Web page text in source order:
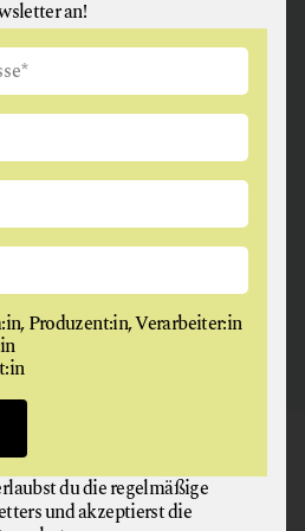
an!
Produzent:in, Verarbeiter:in
du die regelmäßige
und akzeptierst die